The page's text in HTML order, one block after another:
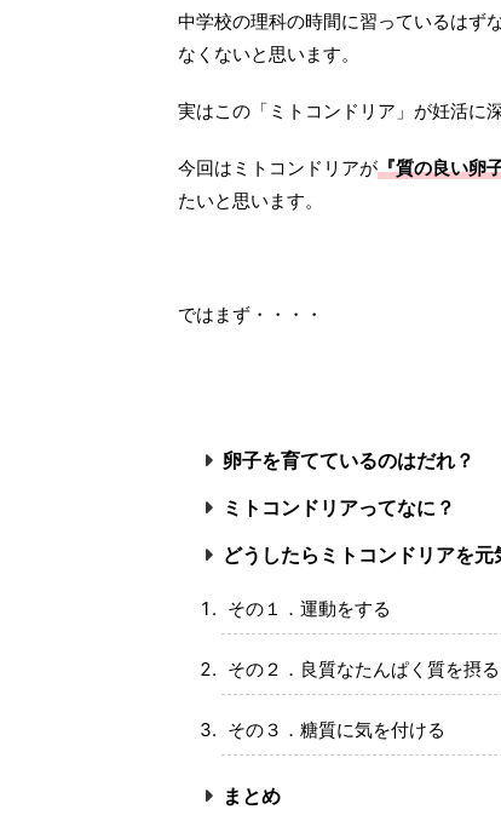
中学校の理科の時間に習っているはず
なくないと思います。
実はこの「ミトコンドリア」が妊活に
今回はミトコンドリアが『質の良い卵
たいと思います。
ではまず・・・・
卵子を育てているのはだれ？
ミトコンドリアってなに？
どうしたらミトコンドリアを元
その１．運動をする
その２．良質なたんぱく質を摂る
その３．糖質に気を付ける
まとめ